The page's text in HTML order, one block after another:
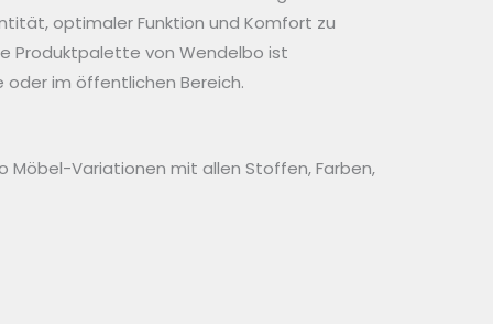
optimaler Funktion und Komfort zu
Produktpalette von Wendelbo ist
oder im öffentlichen Bereich.
Möbel-Variationen mit allen Stoffen, Farben,